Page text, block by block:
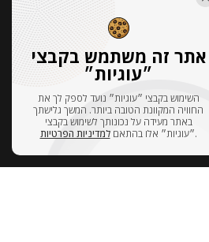
אתר זה משתמש בקבצי
״עוגיות״
השימוש בקבצי ״עוגיות״ נועד לספק לך את
החוויה המקוונת הטובה ביותר. המשך גלישתך
באתר מעידה על נכונותך לשימוש בקבצי
״עוגיות״ אלו בהתאםלמדיניות הפרטיות .